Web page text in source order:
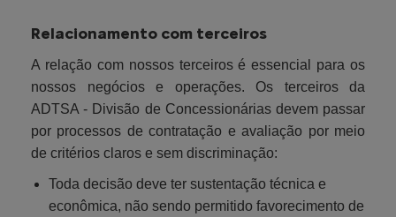
Relacionamento com terceiros
A relação com nossos terceiros é essencial para os
nossos negócios e operações. Os terceiros da
ADTSA - Divisão de Concessionárias devem passar
por processos de contratação e avaliação por meio
de critérios claros e sem discriminação:
Toda decisão deve ter sustentação técnica e
econômica, não sendo permitido favorecimento de